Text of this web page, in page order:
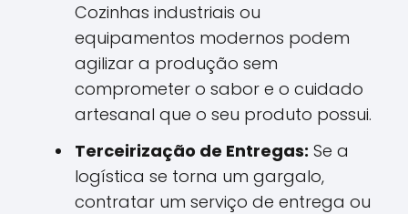
Cozinhas industriais ou
equipamentos modernos podem
agilizar a produção sem
comprometer o sabor e o cuidado
artesanal que o seu produto possui.
Terceirização de Entregas: Se a
logística se torna um gargalo,
contratar um serviço de entrega ou